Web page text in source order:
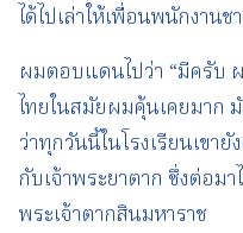
ได้ไปเล่าให้เพื่อนพนักงานช
ผมตอบแดนไปว่า “มีครับ
ไทยในสมัยผมคุ้นเคยมาก
ว่าทุกวันนี้ในโรงเรียนเขา
กับเจ้าพระยาตาก ซึ่งต่อม
พระเจ้าตากสินมหาราช